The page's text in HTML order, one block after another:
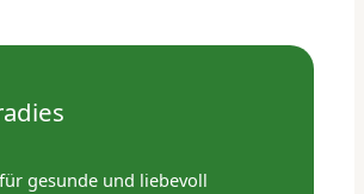
gesunde und liebevoll